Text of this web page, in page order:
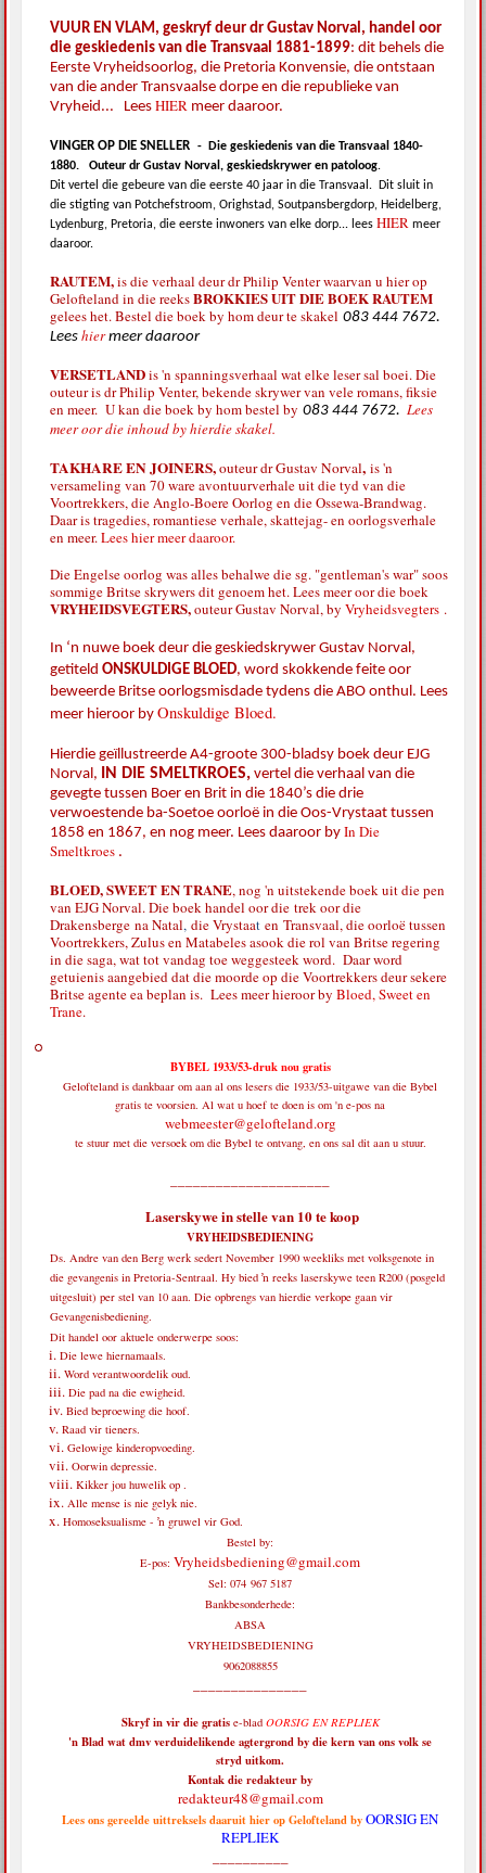
VUUR EN VLAM, geskryf deur dr Gustav Norval, handel oor
die geskiedenis van die Transvaal 1881-1899: dit behels die
Eerste Vryheidsoorlog, die Pretoria Konvensie, die ontstaan
van die ander Transvaalse dorpe en die republieke van
Vryheid... Lees HIER meer daaroor.
VINGER OP DIE SNELLER -Die geskiedenis van die Transvaal 1840-
1880.Outeur dr Gustav Norval, geskiedskrywer en patoloog.
Dit vertel die gebeure van die eerste 40 jaar in die Transvaal.Dit sluit in
die stigting van Potchefstroom, Orighstad, Soutpansbergdorp, Heidelberg,
Lydenburg, Pretoria, die eerste inwoners van elke dorp... leesHIER meer
daaroor.
RAUTEM,is die verhaal deur dr Philip Venter waarvan u hier op
Gelofteland in die reeksBROKKIES UIT DIE BOEK RAUTEM
gelees het. Bestel die boek by hom deur te skakel083 444 7672.
Leeshiermeer daaroor
VERSETLANDis 'n spanningsverhaal wat elke leser sal boei. Die
outeur is dr Philip Venter, bekende skrywer van vele romans, fiksie
en meer. U kan die boek by hom bestel by083 444 7672.Lees
meer oor die inhoud by hierdie skakel.
TAKHARE EN JOINERS,outeur dr Gustav Norval, is 'n
versameling van 70 ware avontuurverhale uit die tyd van die
Voortrekkers, die Anglo-Boere Oorlog en die Ossewa-Brandwag.
Daar is tragedies, romantiese verhale, skattejag- en oorlogsverhale
en meer.Lees hier meer daaroor.
Die Engelse oorlog was alles behalwe die sg. "gentleman's war" soos
sommige Britse skrywers dit genoem het. Lees meer oor die boek
VRYHEIDSVEGTERS,outeur Gustav Norval, byVryheidsvegters .
In ‘n nuwe boek deur die geskiedskrywer Gustav Norval,
getiteldONSKULDIGE BLOED, word skokkende feite oor
beweerde Britse oorlogsmisdade tydens die ABO onthul. Lees
meer hieroor byOnskuldige Bloed.
Hierdie geïllustreerde A4-groote 300-bladsy boek deur EJG
Norval, IN DIE SMELTKROES, vertel die verhaal van die
gevegte tussen Boer en Brit in die 1840’s die drie
verwoestende ba-Soetoe oorloë in die Oos-Vrystaat tussen
1858 en 1867, en nog meer. Lees daaroor byIn Die
Smeltkroes .
BLOED, SWEET EN TRANE, nog 'n uitstekende boek uit die pen
van EJG Norval. Die boek handel oor dietrek oor die
Drakensbergena Natal,die Vrystaat enTransvaal, die oorloë tussen
Voortrekkers, Zulus en Matabeles asook die rol van Britse regering
in die saga, wat tot vandag toe weggesteek word. Daar word
getuienis aangebied dat die moorde op die Voortrekkers deur sekere
Britse agente ea beplan is. Lees meer hieroor byBloed, Sweet en
Trane.
BYBEL 1933/53-druk nou gratis
Gelofteland is dankbaar om aan al ons lesers die 1933/53-uitgawe van die Bybel
gratis te voorsien. Al wat u hoef te doen is om 'n e-pos na
webmeester@gelofteland.org
te stuur met die versoek om die Bybel te ontvang, en ons sal dit aan u stuur.
Laserskywe in stelle van 10 te koop
VRYHEIDSBEDIENING
Ds. Andre van den Berg werk sedert November 1990 weekliks met volksgenote in
die gevangenis in Pretoria-Sentraal. Hy bied ŉ reeks laserskywe teen R200 (posgeld
uitgesluit) per stel van 10 aan. Die opbrengs van hierdie verkope gaan vir
Gevangenisbediening.
Dit handel oor aktuele onderwerpe soos:
Die lewe hiernamaals.
Word verantwoordelik oud.
Die pad na die ewigheid.
Bied beproewing die hoof.
Raad vir tieners.
Gelowige kinderopvoeding.
Oorwin depressie.
Kikker jou huwelik op .
Alle mense is nie gelyk nie.
Homoseksualisme - ŉ gruwel vir God.
Bestel by:
E-pos: Vryheidsbediening@gmail.com
Sel: 074 967 5187
Bankbesonderhede:
ABSA
VRYHEIDSBEDIENING
9062088855
Skryf in vir diegratise-bladOORSIG EN REPLIEK
'n Blad wat dmv verduidelikende agtergrond by die kern van ons volk se
stryd uitkom.
Kontak die redakteur by
redakteur48@gmail.com
Lees ons gereelde uittreksels daaruit hier op Gelofteland byOORSIG EN
REPLIEK